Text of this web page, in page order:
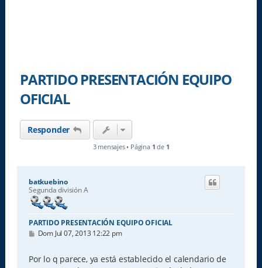
PARTIDO PRESENTACIÓN EQUIPO
OFICIAL
Responder
3 mensajes • Página 1 de 1
batkuebino
Segunda división A
PARTIDO PRESENTACIÓN EQUIPO OFICIAL
M
s
a
Dom Jul 07, 2013 12:22 pm
Por lo q parece, ya está establecido el calendario de